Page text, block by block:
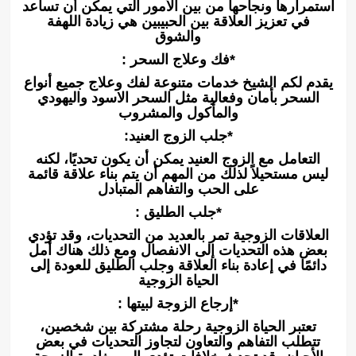
استمرارها ونجاحها من بين الأمور التي يمكن أن تساعد
في تعزيز العلاقة بين الحبيبين هي زيادة اللهفة
والشوق
*فك وعلاج السحر :
يقدم لكم الشيخ خدمات متنوعة لفك وعلاج جميع أنواع
السحر بأمان وفعالية مثل السحر الاسود واليهودي
والمأكول والمشروب
*جلب الزوج العنيد:
التعامل مع الزوج العنيد يمكن أن يكون تحديًا، لكنه
ليس مستحيلاً لذلك من المهم أن يتم بناء علاقة قائمة
على الحب والتفاهم المتبادل
*جلب الطليق :
العلاقات الزوجية تمر بالعديد من التحديات، وقد تؤدي
بعض هذه التحديات إلى الانفصال ومع ذلك هناك أمل
دائمًا في إعادة بناء العلاقة وجلب الطليق للعودة إلى
الحياة الزوجية
*إرجاع الزوجة لبيتها :
تعتبر الحياة الزوجية رحلة مشتركة بين شخصين،
تتطلب التفاهم والتعاون لتجاوز التحديات في بعض